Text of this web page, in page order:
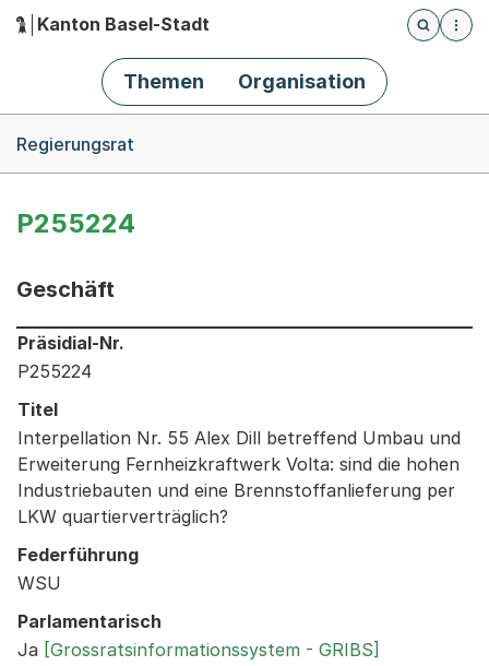
Hauptnavigation
Kanton Basel-Stadt
Öffnet
Themen Organisation
Regierungsrat
P255224
Geschäft
Informationen zum Ausgewählten Geschäft
Präsidial-Nr.
P255224
Titel
Interpellation Nr. 55 Alex Dill betreffend Umbau und
Erweiterung Fernheizkraftwerk Volta: sind die hohen
Industriebauten und eine Brennstoffanlieferung per
LKW quartierverträglich?
Federführung
WSU
Parlamentarisch
Ja [Grossratsinformationssystem - GRIBS]